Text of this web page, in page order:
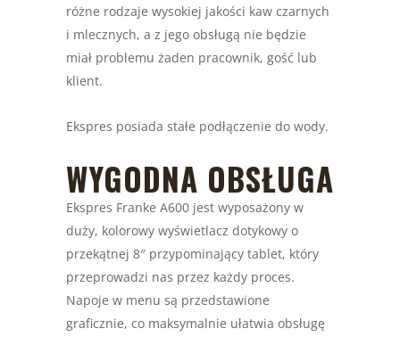
różne rodzaje wysokiej jakości kaw czarnych
i mlecznych, a z jego obsługą nie będzie
miał problemu żaden pracownik, gość lub
klient.
Ekspres posiada stałe podłączenie do wody.
WYGODNA OBSŁUGA
Ekspres Franke A600 jest wyposażony w
duży, kolorowy wyświetlacz dotykowy o
przekątnej 8″ przypominający tablet, który
przeprowadzi nas przez każdy proces.
Napoje w menu są przedstawione
graficznie, co maksymalnie ułatwia obsługę